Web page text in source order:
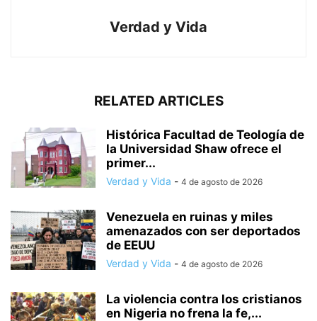
Verdad y Vida
RELATED ARTICLES
Histórica Facultad de Teología de
la Universidad Shaw ofrece el
primer...
Verdad y Vida - 4 de agosto de 2026
Venezuela en ruinas y miles
amenazados con ser deportados
de EEUU
Verdad y Vida - 4 de agosto de 2026
La violencia contra los cristianos
en Nigeria no frena la fe,...